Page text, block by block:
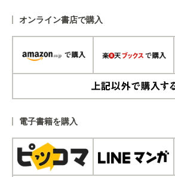
オンライン書店で購入
電子書籍を購入